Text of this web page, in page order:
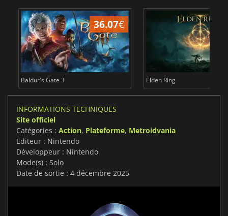
36.07€
Baldur's Gate 3 Elden Ring
INFORMATIONS TECHNIQUES
Site officiel
Catégories : Action, Plateforme, Metroidvania
Editeur : Nintendo
Développeur : Nintendo
Mode(s) : Solo
Date de sortie : 4 décembre 2025